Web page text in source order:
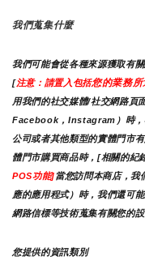
我們蒐集什麼
我們可能會從各種來源獲取有
[注意：請置入包括您的業務
用我們的社交媒體/社交網路頁
Facebook，Instagram）時，
公司或者其他類型的實體門市
體門市購買商品時，[相關的紀
POS功能]當您訪問本商店，我
應的應用程式）時，我們還可
網路信標等技術蒐集有關您的
您提供的資訊類別